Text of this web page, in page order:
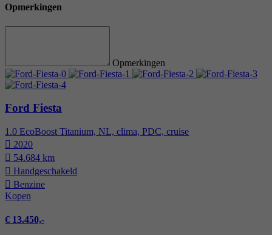
Opmerkingen
Opmerkingen
Ford Fiesta
1.0 EcoBoost Titanium, NL, clima, PDC, cruise
2020
54.684 km
Hand­geschakeld
Benzine
Kopen
€ 13.450,-